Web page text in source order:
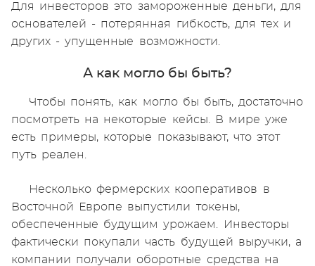
Для инвесторов это замороженные деньги, для
основателей - потерянная гибкость, для тех и
других - упущенные возможности.
А как могло бы быть?
Чтобы понять, как могло бы быть, достаточно
посмотреть на некоторые кейсы. В мире уже
есть примеры, которые показывают, что этот
путь реален.
Несколько фермерских кооперативов в
Восточной Европе выпустили токены,
обеспеченные будущим урожаем. Инвесторы
фактически покупали часть будущей выручки, а
компании получали оборотные средства на